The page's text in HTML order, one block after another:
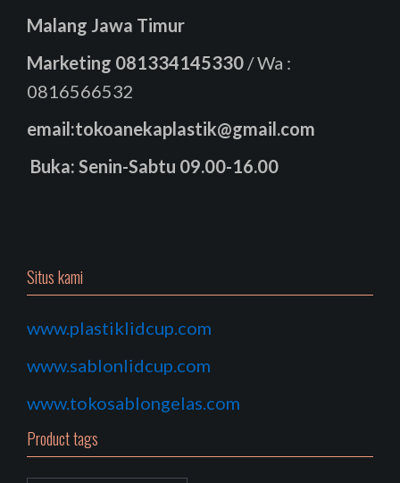
Malang Jawa Timur
Marketing 081334145330 / Wa :
0816566532
email:tokoanekaplastik@gmail.com
Buka: Senin-Sabtu 09.00-16.00
Situs kami
www.plastiklidcup.com
www.sablonlidcup.com
www.tokosablongelas.com
Product tags